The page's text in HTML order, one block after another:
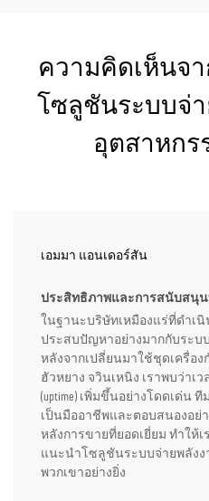
ความคิดเห็นจ
โซลูชันระบบจ่
อุตสาหกร
เอมมา แอนเดอร์สัน
ประสิทธิภาพและการสนับสนุน
ในฐานะบริษัทเหมืองแร่ที่ดำเ
ประสบปัญหาอย่างมากกับระบ
หลังจากเปลี่ยนมาใช้ชุดเครื่อ
ฮัวหยาง จวินเหนิง เราพบว่าเ
(uptime) เพิ่มขึ้นอย่างโดดเด่น
เป็นมืออาชีพและตอบสนองอย่
หลังการขายที่ยอดเยี่ยม ทำให้เ
แนะนำโซลูชันระบบจ่ายพลังง
พวกเขาอย่างยิ่ง